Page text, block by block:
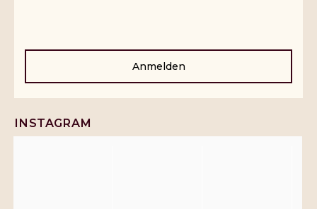
Anmelden
INSTAGRAM